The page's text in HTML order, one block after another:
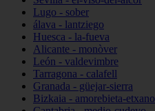
Lugo - sober
álava - lantziego
Huesca - la-fueva
Alicante - monòver
León - valdevimbre
Tarragona - calafell
Granada - güejar-sierra
Bizkaia - amorebieta-etxano